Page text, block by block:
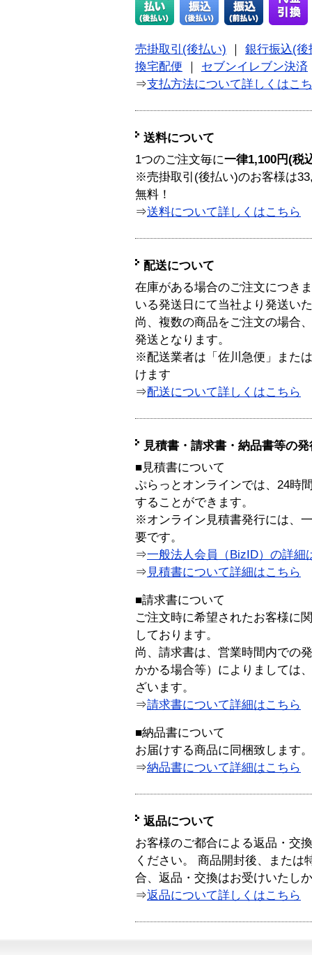
売掛取引(後払い)
銀行振込(後
換宅配便
セブンイレブン決済
⇒支払方法について詳しくはこ
送料について
1つのご注文毎に一律1,100円(税
※売掛取引(後払い)のお客様は
無料！
⇒送料について詳しくはこちら
配送について
在庫がある場合のご注文につき
いる発送日にて当社より発送い
尚、複数の商品をご注文の場合
発送となります。
※配送業者は「佐川急便」また
けます
⇒配送について詳しくはこちら
見積書・請求書・納品書等の
■見積書について
ぷらっとオンラインでは、24時
することができます。
※オンライン見積書発行には、
要です。
⇒一般法人会員（BizID）の詳細
⇒ 見積書について詳細はこちら
■請求書について
ご注文時に希望されたお客様に
しております。
尚、請求書は、営業時間内での
かかる場合等）によりましては
ざいます。
⇒請求書について詳細はこちら
■納品書について
お届けする商品に同梱致します。
⇒納品書について詳細はこちら
返品について
お客様のご都合による返品・交
ください。 商品開封後、または
合、返品・交換はお受けいたし
⇒返品について詳しくはこちら